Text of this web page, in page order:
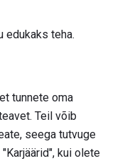
edukaks teha.
et tunnete oma
Teil võib
seega tutvuge
kui olete